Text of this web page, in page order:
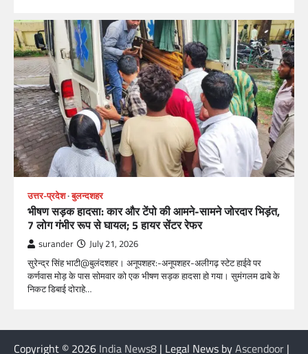
उत्तर-प्रदेश बुलन्दशहर
भीषण सड़क हादसा: कार और टेंपो की आमने-सामने जोरदार भिड़ंत,
7 लोग गंभीर रूप से घायल; 5 हायर सेंटर रेफर​
surander July 21, 2026
सुरेन्द्र सिंह भाटी@बुलंदशहर। अनूपशहर:-अनूपशहर-अलीगढ़ स्टेट हाईवे पर
कर्णवास मोड़ के पास सोमवार को एक भीषण सड़क हादसा हो गया। सुमंगलम ढाबे के
निकट डिबाई दोराहे…
Copyright © 2026 India News8 | Legal News byAscendoor |